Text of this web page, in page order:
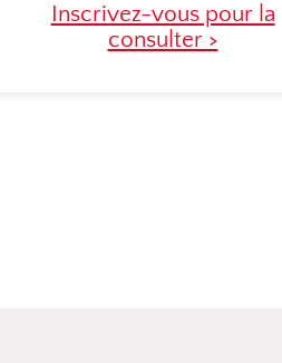
Inscrivez-vous pour la
consulter >